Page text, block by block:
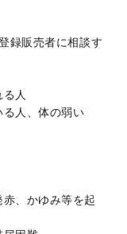
お使いくだ
録販売者に相談す
人
る人、体の弱い
赤、かゆみ等を起